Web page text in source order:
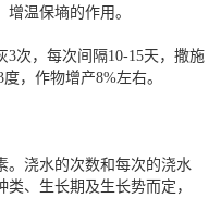
温保墒的作用。
次，每次间隔10-15天，撒施
，作物增产8%左右。
。浇水的次数和每次的浇水
、生长期及生长势而定，